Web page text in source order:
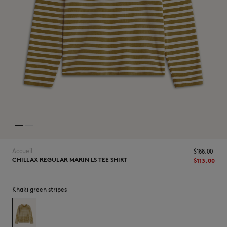
NOUVEAUTÉS
Accueil
CHILLAX REGULAR MARIN LS TEE SHIRT
$‌113.00
$‌188.00
Khaki green stripes